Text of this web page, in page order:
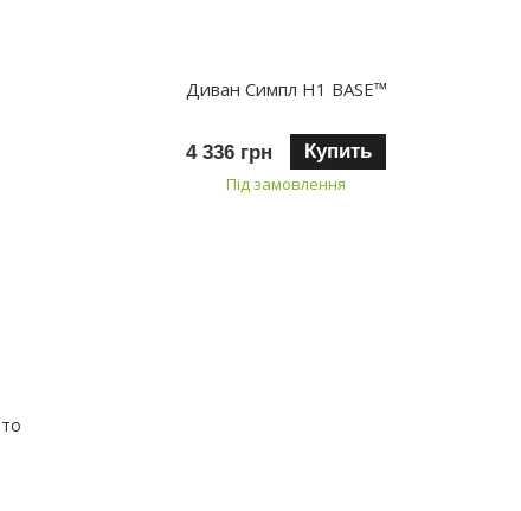
Диван Симпл H1 BASE™
4 336 грн Купить
Під замовлення